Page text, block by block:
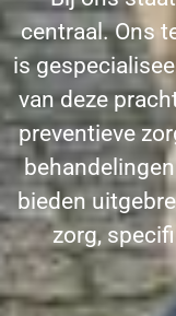
centraal. Ons
is
van deze
preventieve
bieden
zorg,